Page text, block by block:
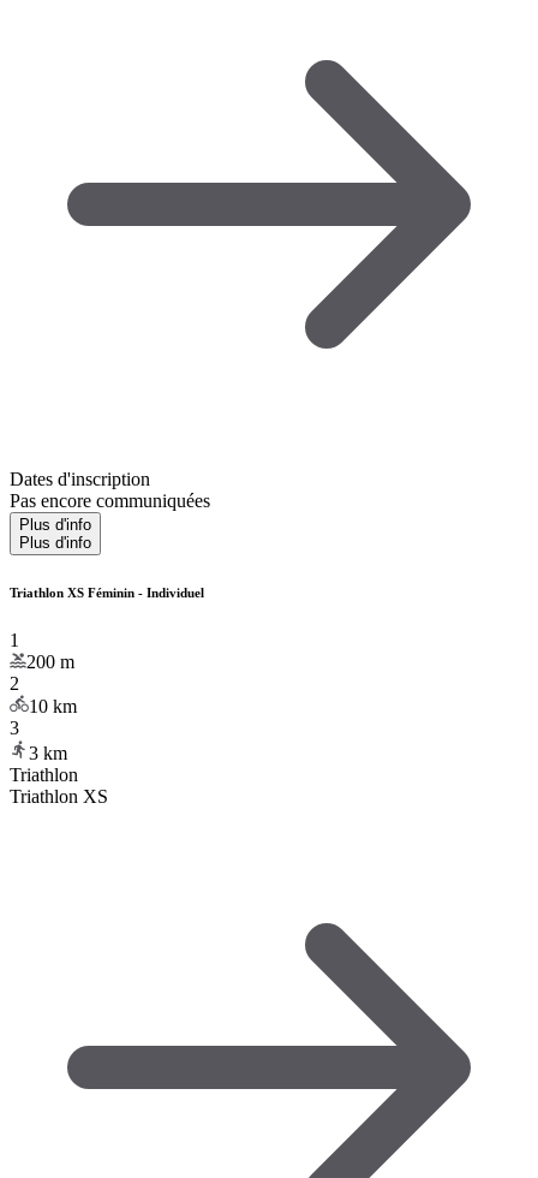
Dates d'inscription
Pas encore communiquées
Plus d'info
Plus d'info
Triathlon XS Féminin - Individuel
1
200 m
2
10 km
3
3 km
Triathlon
Triathlon XS